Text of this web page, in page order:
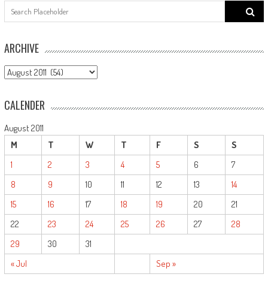
Search
for:
ARCHIVE
ARCHIVE
CALENDER
August 2011
M
T W T F S S
« Jul Sep »
1 2 3 4 5 6
7
8
9 10 11 12 13
14
15
16 17 18 19 20
21
22
23 24 25 26 27
28
29
30 31